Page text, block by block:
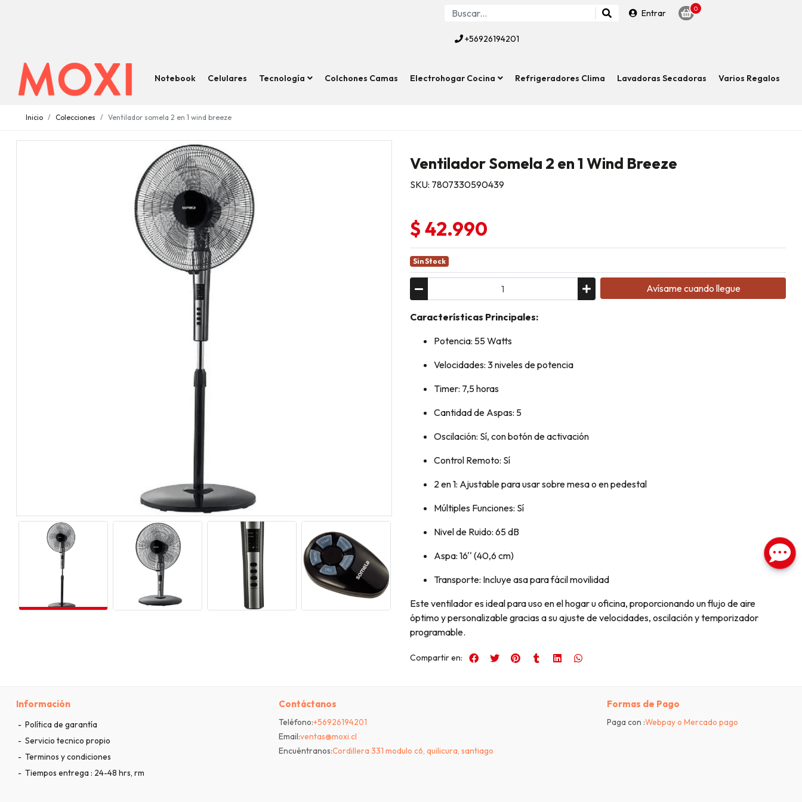
Entrar 0
+56926194201
Notebook Celulares Tecnología Colchones Camas Electrohogar Cocina Refrigeradores Clima Lavadoras Secadoras Varios Regalos
Inicio Colecciones Ventilador somela 2 en 1 wind breeze
Ventilador Somela 2 en 1 Wind Breeze
SKU: 7807330590439
$ 42.990
Sin Stock
Avísame cuando llegue
Características Principales:
Potencia: 55 Watts
Velocidades: 3 niveles de potencia
Timer: 7,5 horas
Cantidad de Aspas: 5
Oscilación: Sí, con botón de activación
Control Remoto: Sí
2 en 1: Ajustable para usar sobre mesa o en pedestal
Múltiples Funciones: Sí
Nivel de Ruido: 65 dB
Aspa: 16'' (40,6 cm)
Transporte: Incluye asa para fácil movilidad
Este ventilador es ideal para uso en el hogar u oficina, proporcionando un flujo de aire
óptimo y personalizable gracias a su ajuste de velocidades, oscilación y temporizador
programable.
Compartir en:
Información
Política de garantía
Servicio tecnico propio
Terminos y condiciones
Tiempos entrega : 24-48 hrs, rm
Contáctanos
Teléfono:+56926194201
Email:ventas@moxi.cl
Encuéntranos:Cordillera 331 modulo c6, quilicura, santiago
Formas de Pago
Paga con :Webpay o Mercado pago